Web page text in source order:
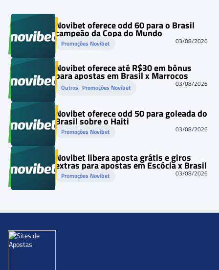
Novibet oferece odd 60 para o Brasil
campeão da Copa do Mundo
Promoções Novibet 03/08/2026
Novibet oferece até R$30 em bônus
para apostas em Brasil x Marrocos
Outros, Promoções Novibet 03/08/2026
Novibet oferece odd 50 para goleada do
Brasil sobre o Haiti
Promoções Novibet 03/08/2026
Novibet libera aposta grátis e giros
extras para apostas em Escócia x Brasil
Promoções Novibet 03/08/2026